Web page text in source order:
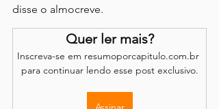
disse o almocreve.
Quer ler mais?
Inscreva-se em resumoporcapitulo.com.br
para continuar lendo esse post exclusivo.